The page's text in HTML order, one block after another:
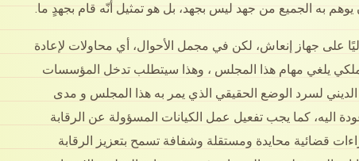
به الجميع من جهد ليس بجهد، بل هو تمثيل أنّه قام بجهدٍ ما.
على جهاز إنعاش، لكن في مجمل الأحوال، أي محاولات لإعادة
ملكي يلغي مهام هذا المجلس ، وهذا سيتطلب تدخل المؤسسات
لسرد الوضع الحقيقي الذي يمر به هذا المجلس و مدى
اليه، كما يجب تفعيل عمل الكيانات المسؤولة عن الرقابة
قضائية محايدة ومستقلة وشفافة تسمح بتعزيز الرقابة